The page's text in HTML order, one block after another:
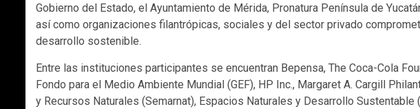
Gobierno del Estado, el Ayuntamiento de Mérida, Pronatura Península de
así como organizaciones filantrópicas, sociales y del sector privado
desarrollo sostenible.
Entre las instituciones participantes se encuentran Bepensa, The Coca-Cola
Fondo para el Medio Ambiente Mundial (GEF), HP Inc., Margaret A. Cargill
y Recursos Naturales (Semarnat), Espacios Naturales y Desarrollo Sustentable